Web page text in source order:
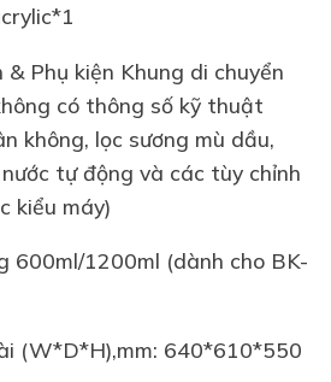
Phụ kiện Khung di chuyển
có thông số kỹ thuật
không, lọc sương mù dầu,
tự động và các tùy chỉnh
kiểu máy)
600ml/1200ml (dành cho BK-
(W*D*H),mm: 640*610*550